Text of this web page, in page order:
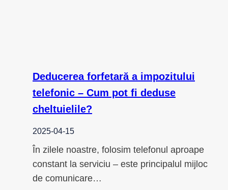
Deducerea forfetară a impozitului
telefonic – Cum pot fi deduse
cheltuielile?
2025-04-15
În zilele noastre, folosim telefonul aproape
constant la serviciu – este principalul mijloc
de comunicare…